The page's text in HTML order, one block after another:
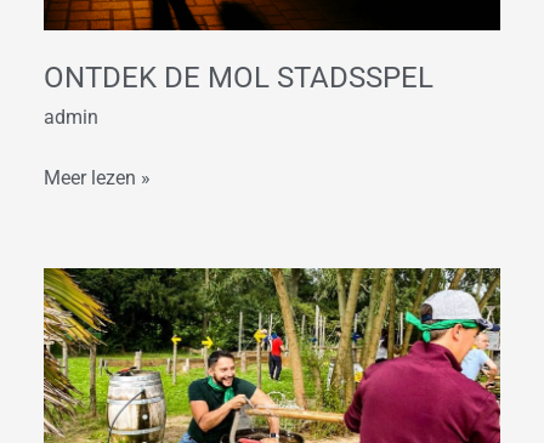
ONTDEK DE MOL STADSSPEL
admin
Meer lezen »
Expeditie
Robinson
Leiden